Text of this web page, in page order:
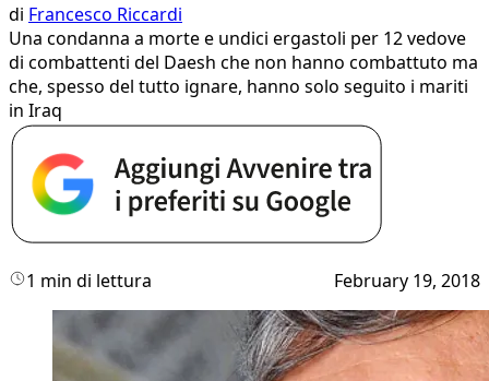
di Francesco Riccardi
Una condanna a morte e undici ergastoli per 12 vedove
di combattenti del Daesh che non hanno combattuto ma
che, spesso del tutto ignare, hanno solo seguito i mariti
in Iraq
1 min di lettura February 19, 2018